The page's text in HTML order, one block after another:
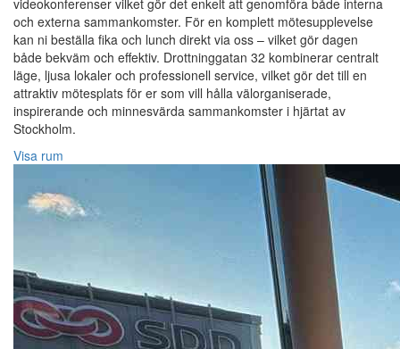
videokonferenser vilket gör det enkelt att genomföra både interna
och externa sammankomster. För en komplett mötesupplevelse
kan ni beställa fika och lunch direkt via oss – vilket gör dagen
både bekväm och effektiv. Drottninggatan 32 kombinerar centralt
läge, ljusa lokaler och professionell service, vilket gör det till en
attraktiv mötesplats för er som vill hålla välorganiserade,
inspirerande och minnesvärda sammankomster i hjärtat av
Stockholm.
Visa rum